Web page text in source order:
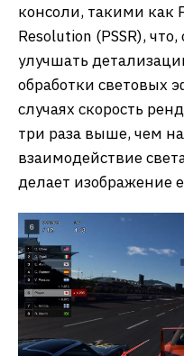
консоли, такими как
Resolution (PSSR),
улучшать
обработки световых
случаях скорость
три раза выше, чем
взаимодействие
делает изображение